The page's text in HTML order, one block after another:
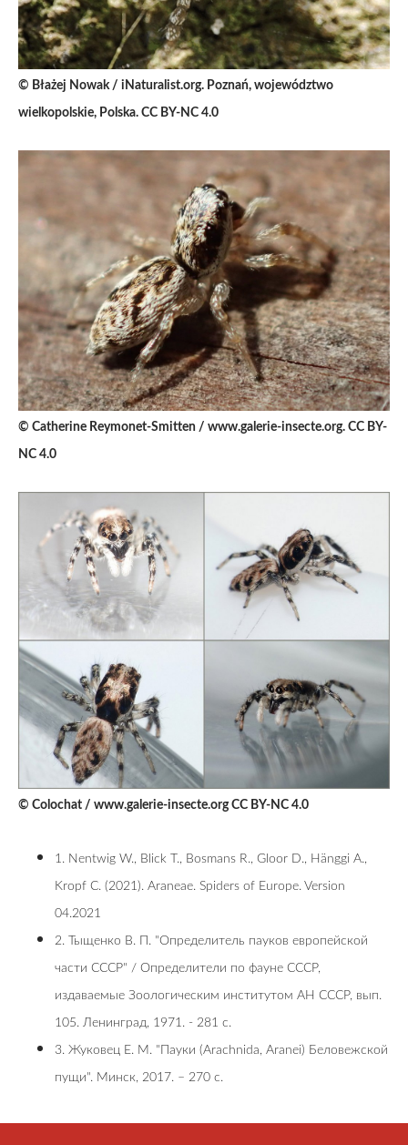
© Błażej Nowak / iNaturalist.org. Poznań, województwo
wielkopolskie, Polska. CC BY-NC 4.0
© Catherine Reymonet-Smitten / www.galerie-insecte.org. CC BY-
NC 4.0
© Colochat / www.galerie-insecte.org CC BY-NC 4.0
1. Nentwig W., Blick T., Bosmans R., Gloor D., Hänggi A.,
Kropf C. (2021). Araneae. Spiders of Europe. Version
04.2021
2. Тыщенко В. П. "Определитель пауков европейской
части СССР" / Определители по фауне СССР,
издаваемые Зоологическим институтом АН СССР, вып.
105. Ленинград, 1971. - 281 с.
3. Жуковец Е. М. "Пауки (Arachnida, Aranei) Беловежской
пущи". Минск, 2017. – 270 c.